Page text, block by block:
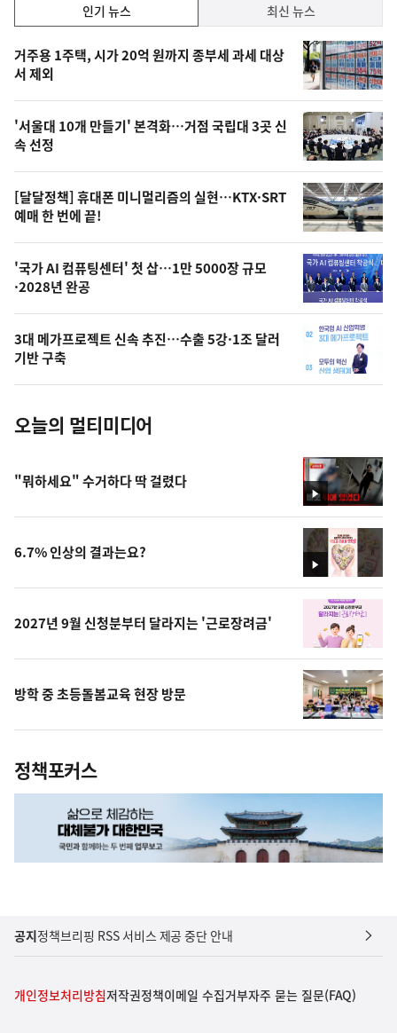
기,
최
신,
오
늘
의
영
상
오
의
사
진
인기 뉴스 최신 뉴스
기
뉴
스
거주용 1주택, 시가 20억 원까지 종부세 과세 대상
서 제외
'서울대 10개 만들기' 본격화…거점 국립대 3곳 신
속 선정
[달달정책] 휴대폰 미니멀리즘의 실현…KTX·SRT
예매 한 번에 끝!
'국가 AI 컴퓨팅센터' 첫 삽…1만 5000장 규모
·2028년 완공
3대 메가프로젝트 신속 추진…수출 5강·1조 달러
기반 구축
오늘의 멀티미디어
영
상
"뭐하세요" 수거하다 딱 걸렸다
영
상
6.7% 인상의 결과는요?
2027년 9월 신청분부터 달라지는 '근로장려금'
방학 중 초등돌봄교육 현장 방문
정책포커스
공지정책브리핑 RSS 서비스 제공 중단 안내
개인정보처리방침저작권정책이메일 수집거부자주 묻는 질문(FAQ)